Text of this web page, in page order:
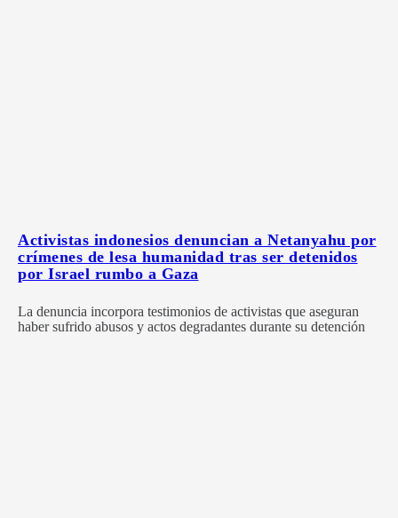
Activistas indonesios denuncian a Netanyahu por
crímenes de lesa humanidad tras ser detenidos
por Israel rumbo a Gaza
La denuncia incorpora testimonios de activistas que aseguran
haber sufrido abusos y actos degradantes durante su detención